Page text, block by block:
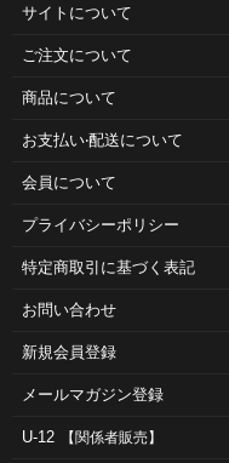
サイトについて
ご注⽂について
商品について
お⽀払い‧配送について
会員について
プライバシーポリシー
特定商取引に基づく表記
お問い合わせ
新規会員登録
メールマガジン登録
U-12 【関係者販売】